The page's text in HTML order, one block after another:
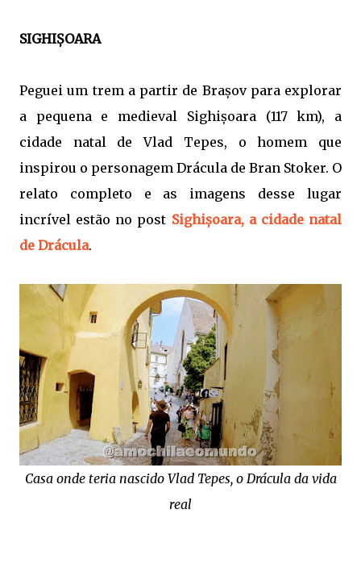
SIGHIȘOARA
Peguei um trem a partir de Brașov para explorar
a pequena e medieval Sighișoara (117 km), a
cidade natal de Vlad Tepes, o homem que
inspirou o personagem Drácula de Bran Stoker. O
relato completo e as imagens desse lugar
incrível estão no post Sighișoara, a cidade natal
de Drácula.
Casa onde teria nascido Vlad Tepes, o Drácula da vida
real